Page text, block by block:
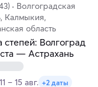
Волгоградская
Калмыкия,
область
степей: Волгоград
— Астрахань
11 – 15 авг. +2 даты